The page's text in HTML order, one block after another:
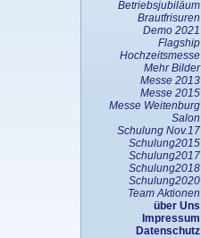
Betriebsjubiläum
Brautfrisuren
Demo 2021
Flagship
Hochzeitsmesse
Mehr Bilder
Messe 2013
Messe 2015
Messe Weitenburg
Salon
Schulung Nov.17
Schulung2015
Schulung2017
Schulung2018
Schulung2020
Team Aktionen
über Uns
Impressum
Datenschutz